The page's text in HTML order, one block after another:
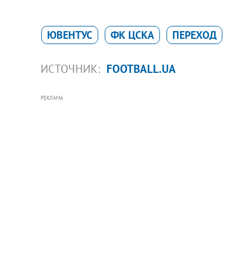
ЮВЕНТУС ФК ЦСКА ПЕРЕХОД
ИСТОЧНИК: FOOTBALL.UA
РЕКЛАМА